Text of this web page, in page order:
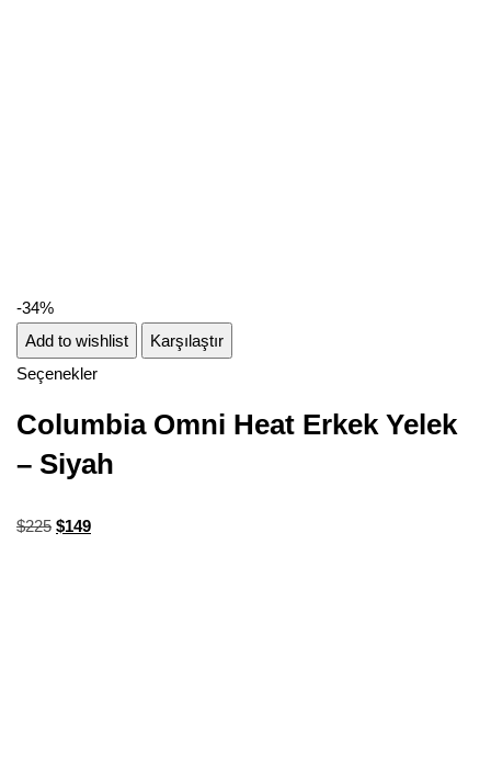
-34%
Add to wishlist
Karşılaştır
Seçenekler
Columbia Omni Heat Erkek Yelek
– Siyah
$225 $149